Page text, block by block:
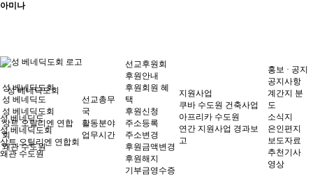
아미나
성 베네딕도회
성 베네딕도
성 베네딕도회
상트 오틸리엔 연합회
왜관 수도원
성 베네딕도회
성 베네딕도
성 베네딕도회
상트 오틸리엔 연합
회
왜관 수도원
선교총무
국
활동분야
업무시간
선교후원회
후원안내
후원회원 혜
택
후원신청
주소등록
주소변경
후원금액변경
후원해지
기부금영수증
지원사업
쿠바 수도원 건축사업
아프리카 수도원
연간 지원사업 경과보
고
홍보 · 공지
공지사항
계간지 분
도
소식지
은인편지
보도자료
추천기사
영상